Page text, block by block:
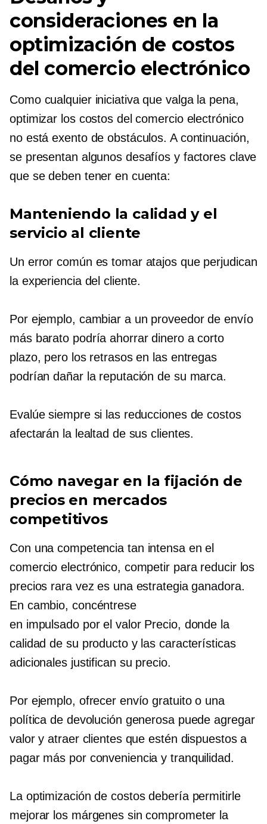
consideraciones en la
optimización de costos
del comercio electrónico
Como cualquier iniciativa que valga la pena,
optimizar los costos del comercio electrónico
no está exento de obstáculos. A continuación,
se presentan algunos desafíos y factores clave
que se deben tener en cuenta:
Manteniendo la calidad y el
servicio al cliente
Un error común es tomar atajos que perjudican
la experiencia del cliente.
Por ejemplo, cambiar a un proveedor de envío
más barato podría ahorrar dinero a corto
plazo, pero los retrasos en las entregas
podrían dañar la reputación de su marca.
Evalúe siempre si las reducciones de costos
afectarán la lealtad de sus clientes.
Cómo navegar en la fijación de
precios en mercados
competitivos
Con una competencia tan intensa en el
comercio electrónico, competir para reducir los
precios rara vez es una estrategia ganadora.
En cambio, concéntrese
en impulsado por el valorPrecio, donde la
calidad de su producto y las características
adicionales justifican su precio.
Por ejemplo, ofrecer envío gratuito o una
política de devolución generosa puede agregar
valor y atraer clientes que estén dispuestos a
pagar más por conveniencia y tranquilidad.
La optimización de costos debería permitirle
mejorar los márgenes sin comprometer la